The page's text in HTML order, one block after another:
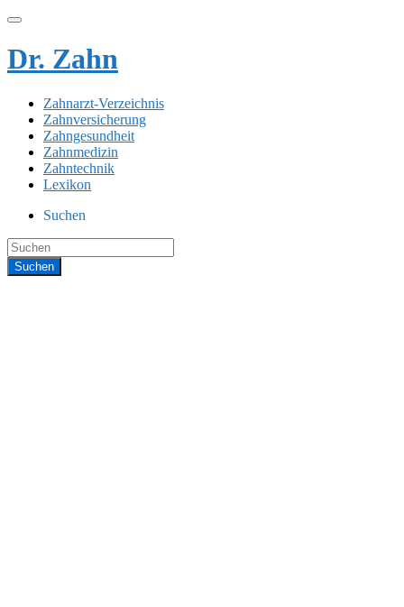
Dr. Zahn
Zahnarzt-Verzeichnis
Zahnversicherung
Zahngesundheit
Zahnmedizin
Zahntechnik
Lexikon
Suchen